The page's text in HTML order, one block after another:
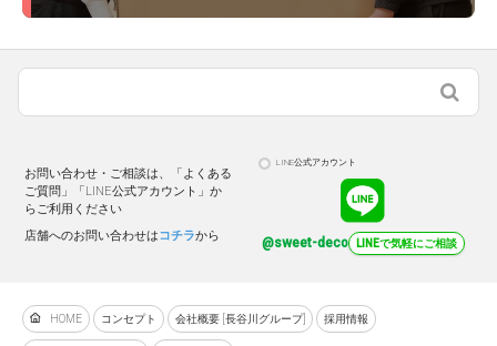
お問い合わせ・ご相談は、「よくある
ご質問」「LINE公式アカウント」か
らご利用ください
店舗へのお問い合わせはコチラから
LINE公式アカウント
@sweet-deco LINEで気軽にご相談
HOME コンセプト 会社概要 [長谷川グループ] 採用情報